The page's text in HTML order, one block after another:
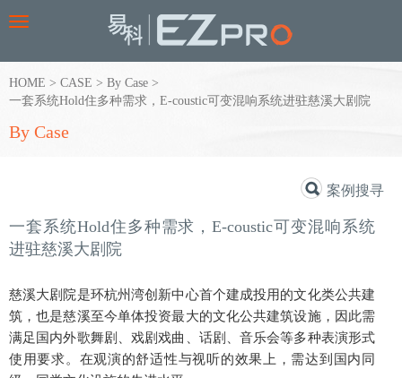
Toggle
HOME > CASE > By Case >
一套系统Hold住多种需求，E-coustic可变混响系统进驻慈溪大剧院
By Case
案例搜寻
一套系统Hold住多种需求，E-coustic可变混响系统
进驻慈溪大剧院
慈溪大剧院是环杭州湾创新中心首个建成投用的文化类公共建
筑，也是慈溪至今单体投资最大的文化公共建筑设施，因此需
满足国内外歌舞剧、戏剧戏曲、话剧、音乐会等多种表演形式
使用要求。在观演的舒适性与视听的效果上，需达到国内同